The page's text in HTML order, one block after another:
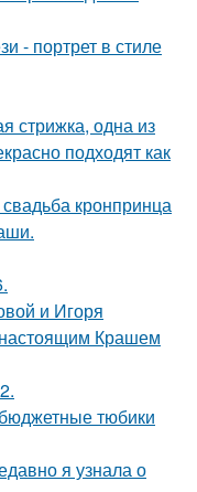
- портрет в стиле
стрижка, одна из
подходят как
кронпринца
и Игоря
Крашем
тюбики
я узнала о